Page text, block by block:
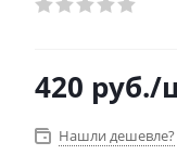
420 руб./
Нашли дешевле?